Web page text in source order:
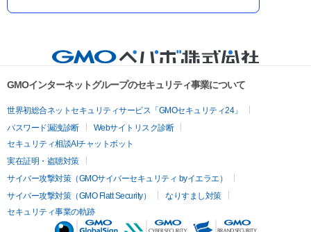
GMOインターネットグループのセキュリティ事業について
世界初総合ネットセキュリティサービス「GMOセキュリティ24」
パスワード漏洩診断
Webサイトリスク診断
セキュリティ相談AIチャットボット
実在証明・盗聴対策
サイバー攻撃対策（GMOサイバーセキュリティ byイエラエ）
サイバー攻撃対策（GMO Flatt Security）
なりすまし対策
セキュリティ事業の軌跡